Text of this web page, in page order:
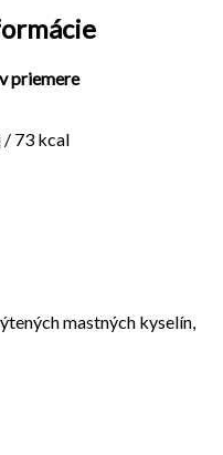
priemere
/ 73 kcal
mastných kyselín,